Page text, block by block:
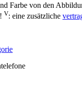
Farbe von den
V: eine zusätzliche